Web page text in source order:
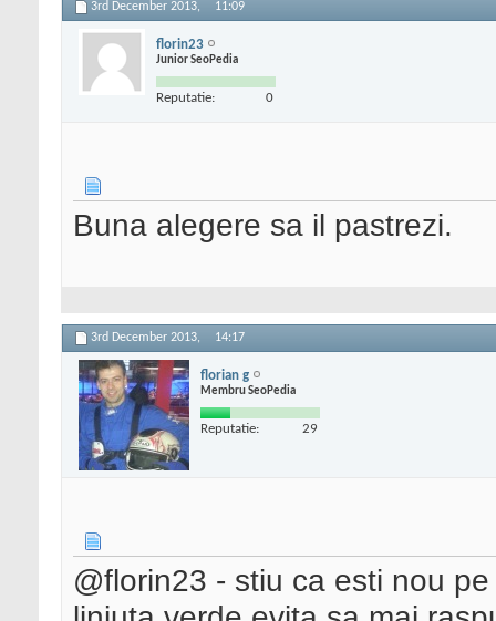
3rd December 2013, 11:09
florin23
Junior SeoPedia
Reputatie: 0
Buna alegere sa il pastrezi.
3rd December 2013, 14:17
florian g
Membru SeoPedia
Reputatie: 29
@florin23 - stiu ca esti nou